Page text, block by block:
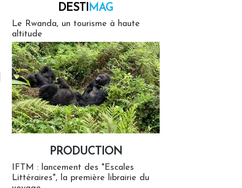
DESTIMAG
Le Rwanda, un tourisme à haute
altitude
PRODUCTION
IFTM : lancement des "Escales
Littéraires", la première librairie du